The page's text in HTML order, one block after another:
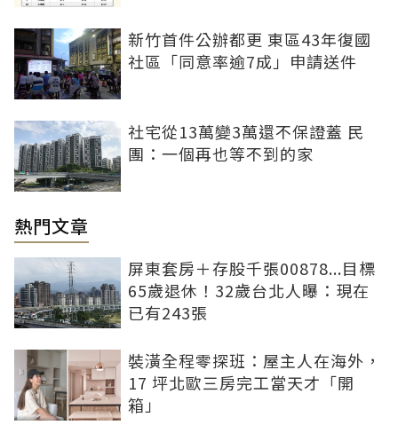
新竹首件公辦都更 東區43年復國
社區「同意率逾7成」申請送件
社宅從13萬變3萬還不保證蓋 民
團：一個再也等不到的家
熱門文章
屏東套房＋存股千張00878...目標
65歲退休！32歲台北人曝：現在
已有243張
裝潢全程零探班：屋主人在海外，
17 坪北歐三房完工當天才「開
箱」